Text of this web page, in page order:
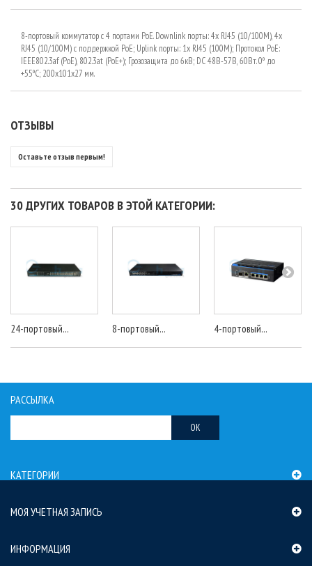
8-портовый коммутатор c 4 портами PoE. Downlink порты: 4х RJ45 (10/100M), 4х
RJ45 (10/100M) с поддержкой PoE; Uplink порты: 1x RJ45 (100M); Протокол PoE:
IEEE802.3af (PoE), 802.3at (PoE+); Грозозащита до 6кВ; DC 48В-57В, 60Вт. 0º до
+55ºC; 200х101х27 мм.
ОТЗЫВЫ
Оставьте отзыв первым!
30 ДРУГИХ ТОВАРОВ В ЭТОЙ КАТЕГОРИИ:
24-портовый... 8-портовый... 4-портовый...
РАССЫЛКА
OK
КАТЕГОРИИ
МОЯ УЧЕТНАЯ ЗАПИСЬ
ИНФОРМАЦИЯ